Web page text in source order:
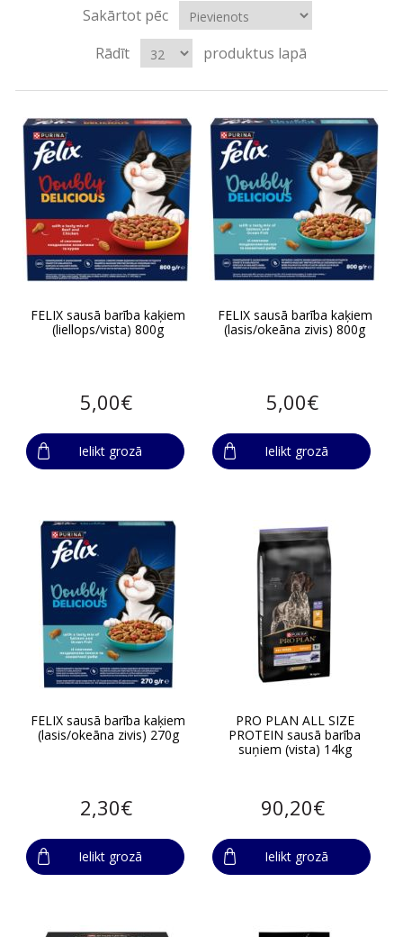
Sakārtot pēc
Rādīt
produktus lapā
FELIX sausā barība kaķiem
(liellops/vista) 800g
5,00€
Ielikt grozā
FELIX sausā barība kaķiem
(lasis/okeāna zivis) 800g
5,00€
Ielikt grozā
FELIX sausā barība kaķiem
(lasis/okeāna zivis) 270g
2,30€
Ielikt grozā
PRO PLAN ALL SIZE
PROTEIN sausā barība
suņiem (vista) 14kg
90,20€
Ielikt grozā